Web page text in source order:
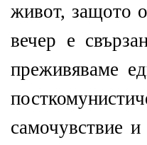
живот, защото
вечер е
преживяваме
самочувствие